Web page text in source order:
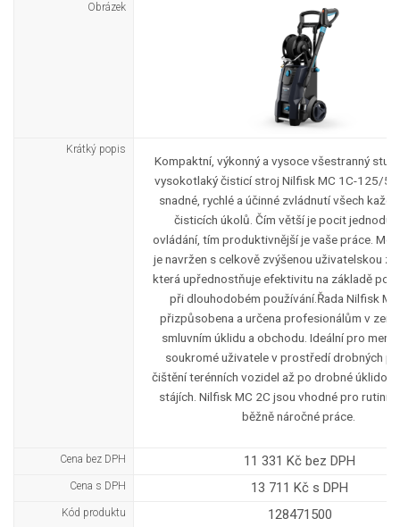
Obrázek
Krátký popis
Kompaktní, výkonný a vysoce všestranný
vysokotlaký čisticí stroj Nilfisk MC 1C-125/
snadné, rychlé a účinné zvládnutí všech
čisticích úkolů. Čím větší je pocit
ovládání, tím produktivnější je vaše práce.
je navržen s celkově zvýšenou uživatelskou
která upřednostňuje efektivitu na základě
při dlouhodobém používání. ​Řada Nilfisk
přizpůsobena a určena profesionálům v
smluvním úklidu a obchodu. Ideální pro
soukromé uživatele v prostředí drobných
čištění terénních vozidel až po drobné
stájích. Nilfisk MC 2C jsou vhodné pro rutinní
běžně náročné práce.
Cena bez DPH 11 331 Kč bez DPH
Cena s DPH 13 711 Kč s DPH
Kód produktu 128471500